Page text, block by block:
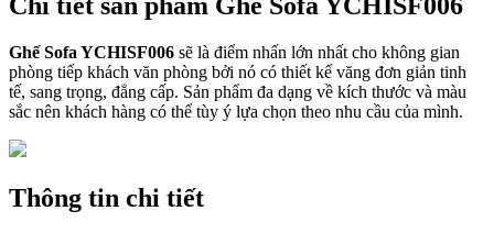
Ghế Sofa YCHISF006 sẽ là điểm nhấn lớn nhất cho không gian
phòng tiếp khách văn phòng bởi nó có thiết kế văng đơn giản tinh
tế, sang trọng, đẳng cấp. Sản phẩm đa dạng về kích thước và màu
sắc nên khách hàng có thể tùy ý lựa chọn theo nhu cầu của mình.
Thông tin chi tiết